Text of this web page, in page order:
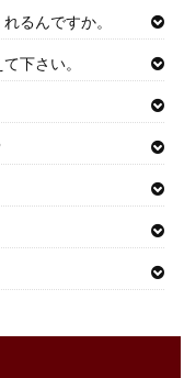
るんですか。
下さい。